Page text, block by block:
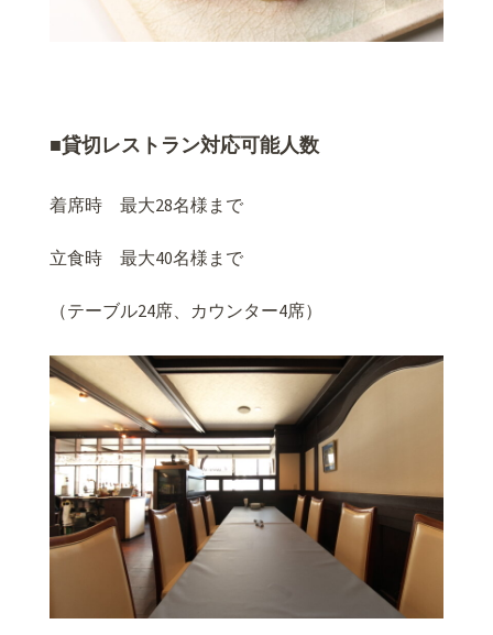
■貸切レストラン対応可能人数
着席時 最大28名様まで
立食時 最大40名様まで
（テーブル24席、カウンター4席）